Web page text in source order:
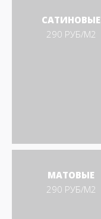
САТИНОВЫЕ
290 РУБ/М2
МАТОВЫЕ
290 РУБ/М2